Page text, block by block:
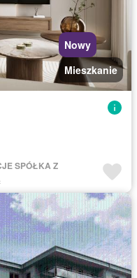
Nowy
Mieszkanie
SPÓŁKA Z